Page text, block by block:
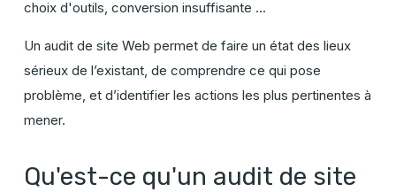
choix d'outils, conversion insuffisante ...
Un audit de site Web permet de faire un état des lieux
sérieux de l’existant, de comprendre ce qui pose
problème, et d’identifier les actions les plus pertinentes à
mener.
Qu'est-ce qu'un audit de site